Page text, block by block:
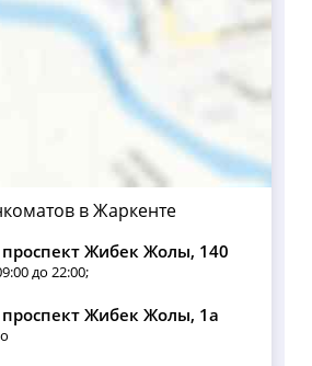
в Жаркенте
проспект Жибек Жолы, 140
до 22:00;
проспект Жибек Жолы, 1а